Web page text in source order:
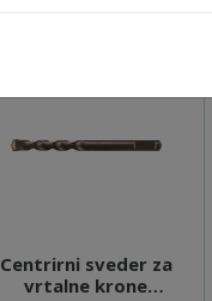
Centrirni sveder za
vrtalne krone